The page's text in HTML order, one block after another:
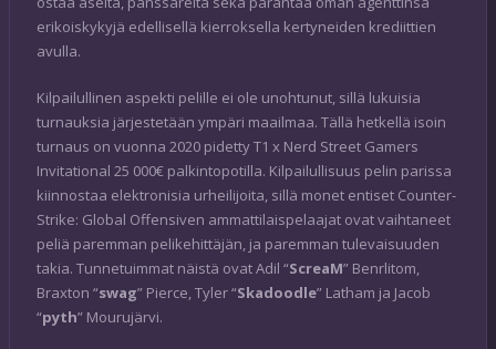
erikoiskykyjä edellisellä kierroksella kertyneiden krediittien
avulla.
Kilpailullinen aspekti pelille ei ole unohtunut, sillä lukuisia
turnauksia järjestetään ympäri maailmaa. Tällä hetkellä isoin
turnaus on vuonna 2020 pidetty T1 x Nerd Street Gamers
Invitational 25 000€ palkintopotilla. Kilpailullisuus pelin parissa
kiinnostaa elektronisia urheilijoita, sillä monet entiset Counter-
Strike: Global Offensiven ammattilaispelaajat ovat vaihtaneet
peliä paremman pelikehittäjän, ja paremman tulevaisuuden
takia. Tunnetuimmat näistä ovat Adil “ScreaM” Benrlitom,
Braxton “swag” Pierce, Tyler “Skadoodle” Latham ja Jacob
“pyth” Mourujärvi.